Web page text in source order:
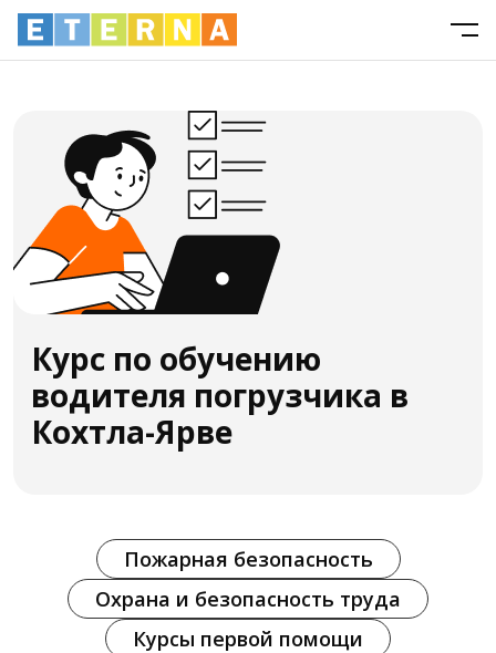
Курс по обучению
водителя погрузчика в
Кохтла-Ярве
Пожарная безопасность
Охрана и безопасность труда
Курсы первой помощи